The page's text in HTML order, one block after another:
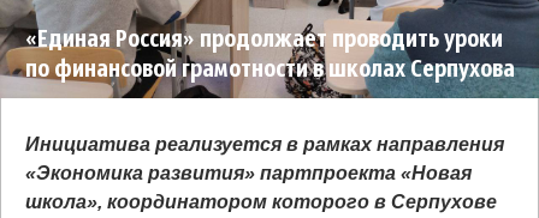
«Единая Россия» продолжает проводить уроки
по финансовой грамотности в школах Серпухова
Инициатива реализуется в рамках направления
«Экономика развития» партпроекта «Новая
школа», координатором которого в Серпухове